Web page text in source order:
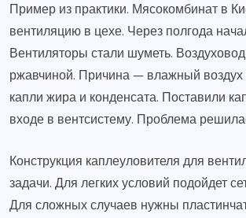
Пример из практики. Мясокомбинат в
вентиляцию в цехе. Через полгода
Вентиляторы стали шуметь.
ржавчиной. Причина — влажный воздух
капли жира и конденсата. Поставили
входе в вентсистему. Проблема
Конструкция каплеуловителя для
задачи. Для легких условий подойдет
Для сложных случаев нужны